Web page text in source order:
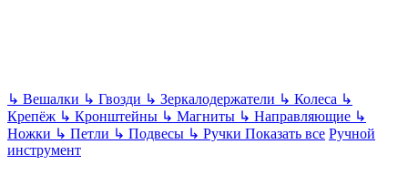
↳ Вешалки ↳ Гвозди ↳ Зеркалодержатели ↳ Колеса ↳
Крепёж ↳ Кронштейны ↳ Магниты ↳ Направляющие ↳
Ножки ↳ Петли ↳ Подвесы ↳ Ручки Показать все Ручной
инструмент